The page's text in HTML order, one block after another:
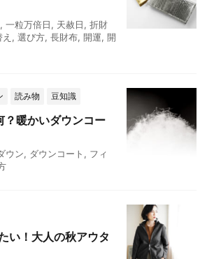
, 一粒万倍日, 天赦日, 折財
, 選び方, 長財布, 開運, 開
読み物 豆知識
？暖かいダウンコー
ウン, ダウンコート , フィ
い！大人の秋アウタ